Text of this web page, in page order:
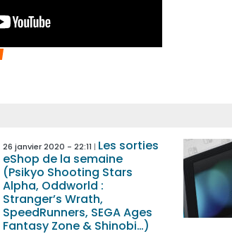
26 janvier 2020 - 22:11
Les sorties
eShop de la semaine
(Psikyo Shooting Stars
Alpha, Oddworld :
Stranger’s Wrath,
SpeedRunners, SEGA Ages
Fantasy Zone & Shinobi…)